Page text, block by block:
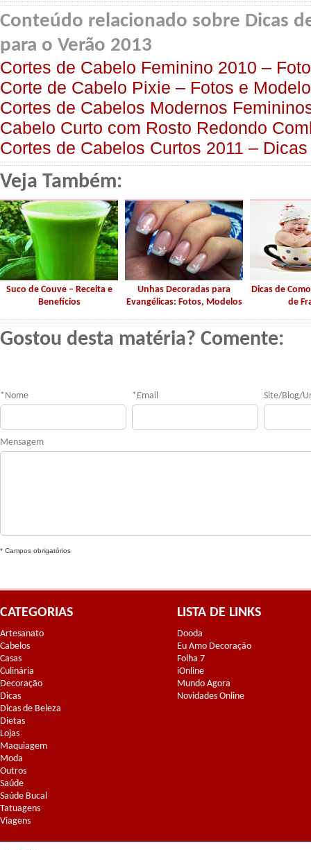
Conteúdo relacionado sobre Dicas
para o Verão 2013
Cortes de Cabelo Feminino 2010 –
Corte de Cabelo Pixie – Fotos e
Cortes de Cabelos Modernos
Cabelo Curto com Rosto Redondo
Cortes de Cabelos Curtos 2011 –
Veja Também:
Suco de Couve – Receita e
Benefícios
Unhas Decoradas para
Evangélicas: Fotos, Modelos
Dicas de
de
Gostou desta matéria? Comente:
* Nome * Email Site/Blog/
Mensagem
* Campos obrigatórios
CATEGORIAS
Artesanato
Cabelos
Casas
Culinária
Decoração
Dicas
Dicas de Beleza
Dietas
Lojas
Maquiagem
Moda
Outros
Saúde
Saúde Bucal
Tatuagens
Viagens
LISTA DE LINKS
Dooda
Eu Amo Decoração
Folha 7
iOnline
Mundo Agora
Novidades Online